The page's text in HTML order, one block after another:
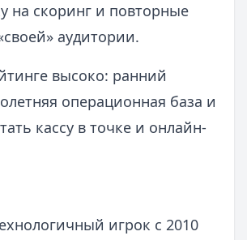
на скоринг и повторные
аудитории.
высоко: ранний
операционная база и
кассу в точке и онлайн-
игрок с 2010